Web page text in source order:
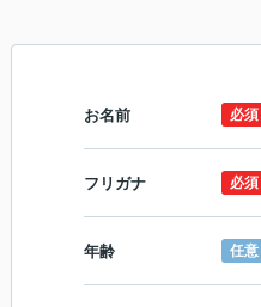
お名前 必須
フリガナ 必須
年齢 任意